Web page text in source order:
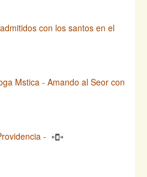
con los santos en el
Mstica - Amando al Seor con
-